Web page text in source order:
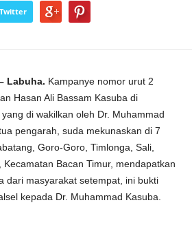
Twitter
Labuha. Kampanye nomor urut 2
Hasan Ali Bassam Kasuba di
di wakilkan oleh Dr. Muhammad
pengarah, suda mekunaskan di 7
Goro-Goro, Timlonga, Sali,
Bacan Timur, mendapatkan
dari masyarakat setempat, ini bukti
kepada Dr. Muhammad Kasuba.